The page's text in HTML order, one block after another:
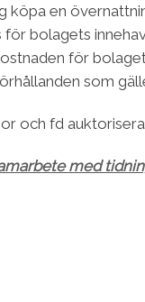
köpa en
bolagets
för
som
och fd
med